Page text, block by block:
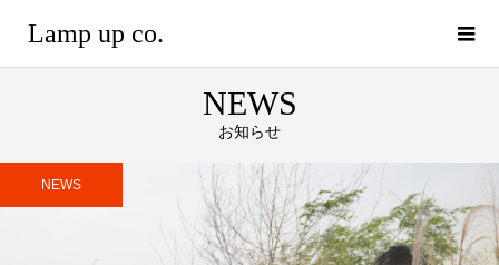
Lamp up co.
NEWS
お知らせ
NEWS